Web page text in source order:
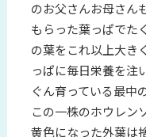
のお父さんお母さん
もらった葉っぱでた
の葉をこれ以上大き
っぱに毎日栄養を注
ぐん育っている最中
この一株のホウレン
黄色になった外葉は